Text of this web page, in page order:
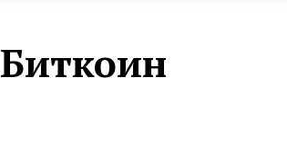
Биткоин